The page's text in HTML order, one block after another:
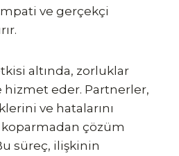
ve gerçekçi
altında, zorluklar
hizmet eder. Partnerler,
ve hatalarını
koparmadan çözüm
süreç, ilişkinin